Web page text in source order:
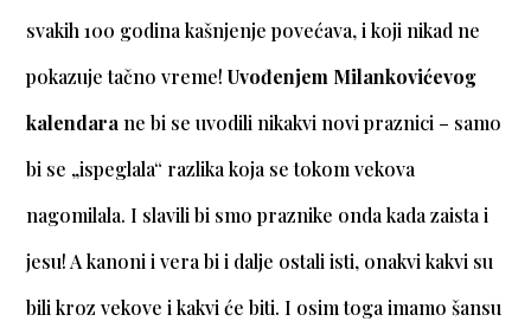
svakih 100 godina kašnjenje povećava, i koji nikad ne
pokazuje tačno vreme!Uvođenjem Milankovićevog
kalendara ne bi se uvodili nikakvi novi praznici – samo
bi se „ispeglala“ razlika koja se tokom vekova
nagomilala. I slavili bi smo praznike onda kada zaista i
jesu! A kanoni i vera bi i dalje ostali isti, onakvi kakvi su
bili kroz vekove i kakvi će biti. I osim toga imamo šansu